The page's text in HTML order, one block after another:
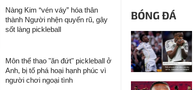
Nàng Kim “vén váy” hóa thân
thành Người nhện quyến rũ, gây
sốt làng pickleball
Môn thể thao "ăn đứt" pickleball ở
Anh, bị tố phá hoại hạnh phúc vì
người chơi ngoại tình
BÓNG ĐÁ